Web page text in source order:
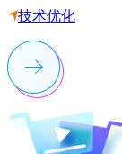
技术优化